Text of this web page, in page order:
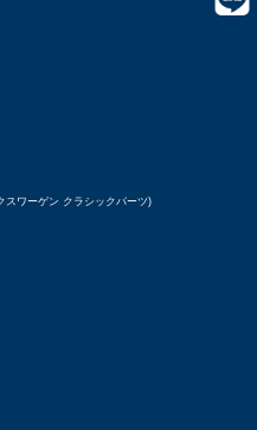
スワーゲン クラシックパーツ)